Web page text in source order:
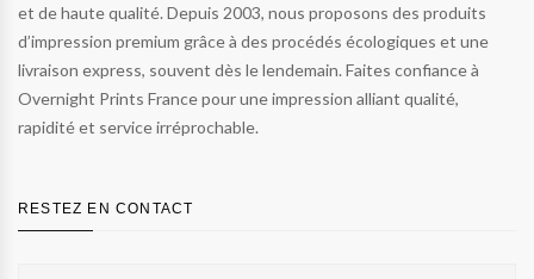
et de haute qualité. Depuis 2003, nous proposons des produits
d’impression premium grâce à des procédés écologiques et une
livraison express, souvent dès le lendemain. Faites confiance à
Overnight Prints France pour une impression alliant qualité,
rapidité et service irréprochable.
RESTEZ EN CONTACT